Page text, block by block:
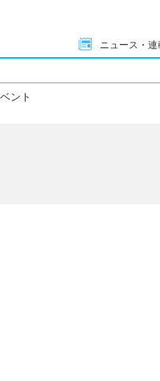
ニュース・連
ント